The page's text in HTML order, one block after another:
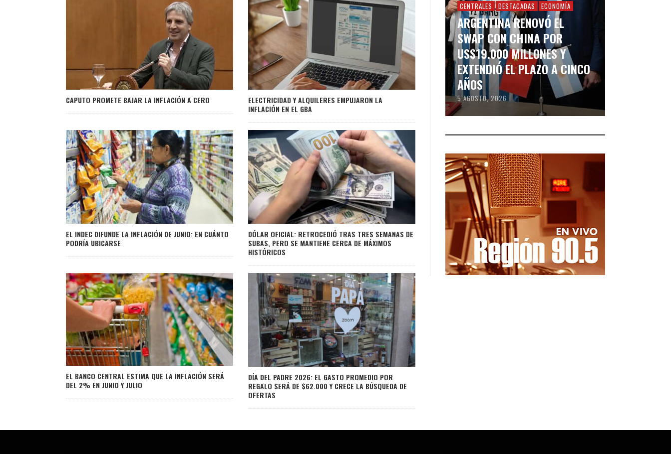
CAPUTO PROMETE BAJAR LA INFLACIÓN A CERO
ELECTRICIDAD Y ALQUILERES EMPUJARON LA
INFLACIÓN EN EL GBA
EL INDEC DIFUNDE LA INFLACIÓN DE JUNIO: EN CUÁNTO
PODRÍA UBICARSE
DÓLAR OFICIAL: RETROCEDIÓ TRAS TRES SEMANAS DE
SUBAS, PERO SE MANTIENE CERCA DE MÁXIMOS
HISTÓRICOS
EL BANCO CENTRAL ESTIMA QUE LA INFLACIÓN SERÁ
DEL 2% EN JUNIO Y JULIO
DÍA DEL PADRE 2026: EL GASTO PROMEDIO POR
REGALO SERÁ DE $62.000 Y CRECE LA BÚSQUEDA DE
OFERTAS
CENTRALES DESTACADAS ECONOMÍA
ARGENTINA RENOVÓ EL
SWAP CON CHINA POR
US$19.000 MILLONES Y
EXTENDIÓ EL PLAZO A CINCO
AÑOS
5 AGOSTO, 2026